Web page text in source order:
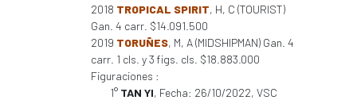
2018 TROPICAL SPIRIT, H, C (TOURIST)
Gan. 4 carr. $14.091.500
2019 TORUÑES, M, A (MIDSHIPMAN) Gan. 4
carr. 1 cls. y 3 figs. cls. $18.883.000
Figuraciones :
1° TAN YI, Fecha: 26/10/2022, VSC